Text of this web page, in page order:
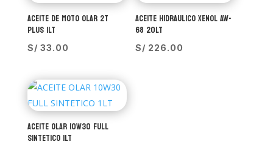
ACEITE DE MOTO OLAR 2T
PLUS 1LT
S/ 33.00
ACEITE HIDRAULICO XENOL AW-
68 20LT
S/ 226.00
ACEITE OLAR 10W30 FULL
SINTETICO 1LT